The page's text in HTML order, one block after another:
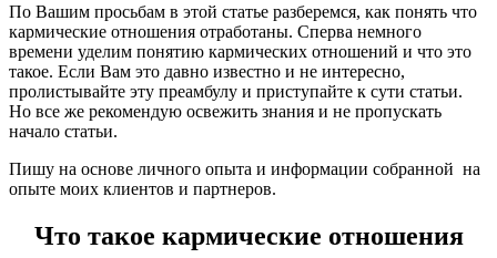
По Вашим просьбам в этой статье разберемся, как понять что
кармические отношения отработаны. Сперва немного
времени уделим понятию кармических отношений и что это
такое. Если Вам это давно известно и не интересно,
пролистывайте эту преамбулу и приступайте к сути статьи.
Но все же рекомендую освежить знания и не пропускать
начало статьи.
Пишу на основе личного опыта и информации собранной на
опыте моих клиентов и партнеров.
Что такое кармические отношения